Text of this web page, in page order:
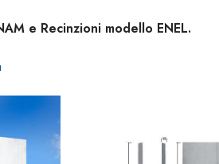
e Recinzioni modello ENEL.